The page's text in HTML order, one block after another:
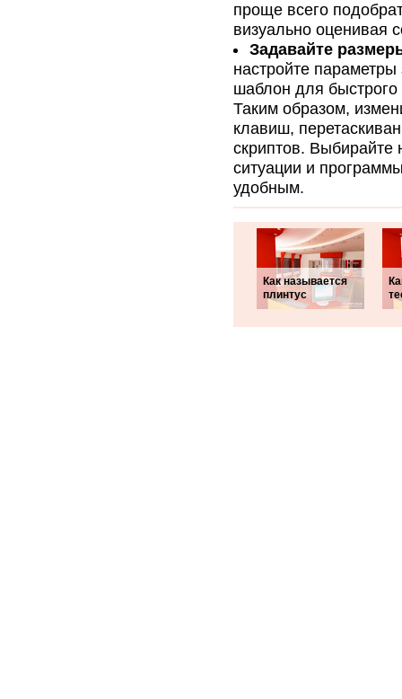
проще всего
визуально оценивая
Задавайте
настройте
шаблон для
Таким образом,
клавиш,
скриптов. Выбирайте
ситуации и
удобным.
Как называется
плинтус